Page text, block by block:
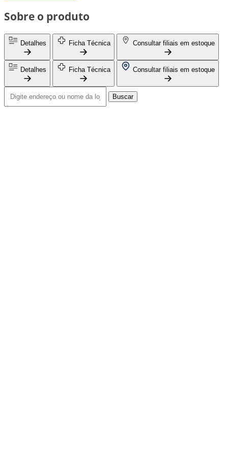
Sobre o produto
Detalhes Ficha Técnica Consultar filiais em estoque
Detalhes Ficha Técnica Consultar filiais em estoque
Buscar